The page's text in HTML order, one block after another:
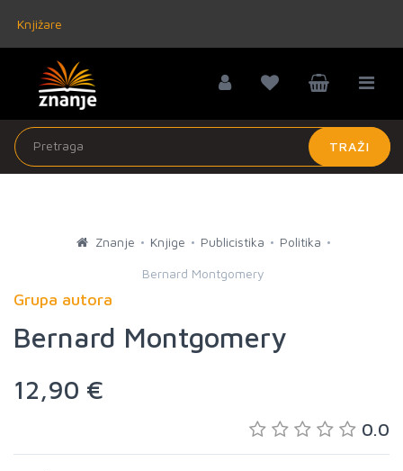
Knjižare
TRAŽI
Znanje Knjige Publicistika Politika
Bernard Montgomery
Grupa autora
Bernard Montgomery
12,90 €
0.0